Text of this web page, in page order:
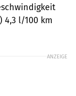
4,3 l/100 km
ANZEIGE